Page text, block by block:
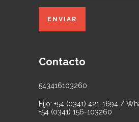
Contacto
543416103260
Fijo: +54 (0341) 421-1694 /
+54 (0341) 156-103260